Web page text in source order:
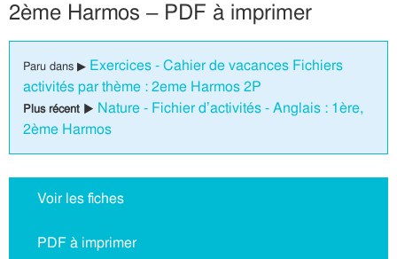
2ème Harmos – PDF à imprimer
Paru dans ▶ Exercices - Cahier de vacances Fichiers
activités par thème : 2eme Harmos 2P
Plus récent ▶ Nature - Fichier d’activités - Anglais : 1ère,
2ème Harmos
Voir les fiches
PDF à imprimer